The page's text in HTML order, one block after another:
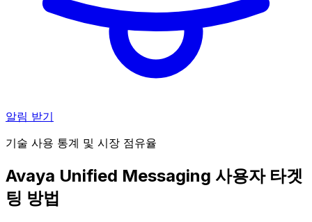
알림 받기
기술 사용 통계 및 시장 점유율
Avaya Unified Messaging 사용자 타겟
팅 방법